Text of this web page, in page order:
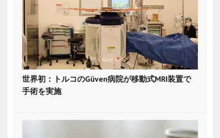
世界初：トルコのGüven病院が移動式MRI装置で
手術を実施